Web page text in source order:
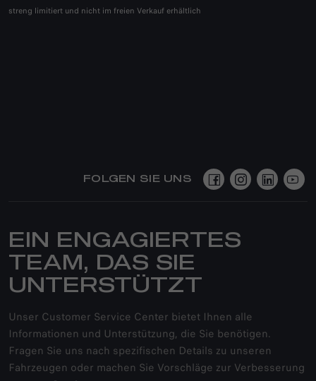
streng limitiert und nicht im freien Verkauf erhältlich
FOLGEN SIE UNS
EIN ENGAGIERTES
TEAM, DAS SIE
UNTERSTÜTZT
Unser Customer Service Center bietet Ihnen alle
Informationen und Unterstützung, die Sie benötigen.
Fragen Sie uns nach spezifischen Details zu unseren
Fahrzeugen oder machen Sie Vorschläge zur Verbesserung